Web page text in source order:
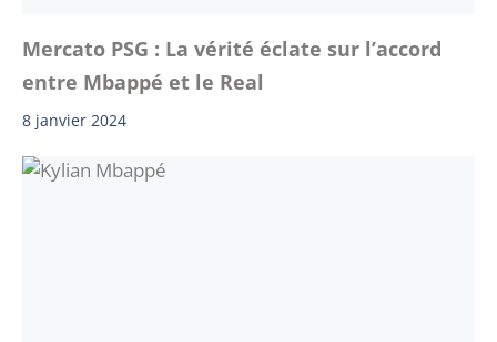
Mercato PSG : La vérité éclate sur l’accord
entre Mbappé et le Real
8 janvier 2024